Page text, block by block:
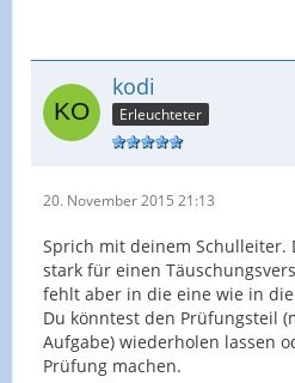
kodi
Erleuchteter
20. November 2015 21:13
Sprich mit deinem Schulleiter.
stark für einen
fehlt aber in die eine wie in
Du könntest den Prüfungsteil
Aufgabe) wiederholen lassen
Prüfung machen.